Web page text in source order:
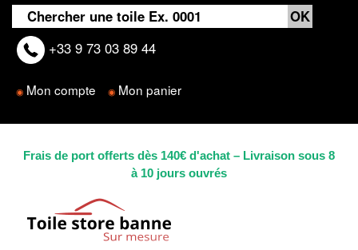
+33 9 73 03 89 44
◉ Mon compte ◉ Mon panier
Frais de port offerts dès 140€ d'achat – Livraison sous 8
à 10 jours ouvrés